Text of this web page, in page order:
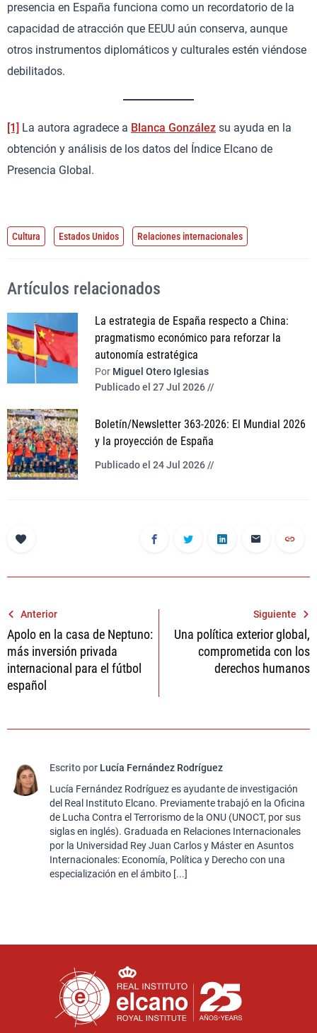
presencia en España funciona como un recordatorio de la
capacidad de atracción que EEUU aún conserva, aunque
otros instrumentos diplomáticos y culturales estén viéndose
debilitados.
[1] La autora agradece a Blanca González su ayuda en la
obtención y análisis de los datos del Índice Elcano de
Presencia Global.
Cultura Estados Unidos Relaciones internacionales
Artículos relacionados
La estrategia de España respecto a China:
pragmatismo económico para reforzar la
autonomía estratégica
Por Miguel Otero Iglesias
Publicado el 27 Jul 2026 //
Boletín/Newsletter 363-2026: El Mundial 2026
y la proyección de España
Publicado el 24 Jul 2026 //
Navegación
de
entradas
Anterior
Apolo en la casa de Neptuno:
más inversión privada
internacional para el fútbol
español
Siguiente
Una política exterior global,
comprometida con los
derechos humanos
Escrito por Lucía Fernández Rodríguez
Lucía Fernández Rodríguez es ayudante de investigación
del Real Instituto Elcano. Previamente trabajó en la Oficina
de Lucha Contra el Terrorismo de la ONU (UNOCT, por sus
siglas en inglés). Graduada en Relaciones Internacionales
por la Universidad Rey Juan Carlos y Máster en Asuntos
Internacionales: Economía, Política y Derecho con una
especialización en el ámbito [...]